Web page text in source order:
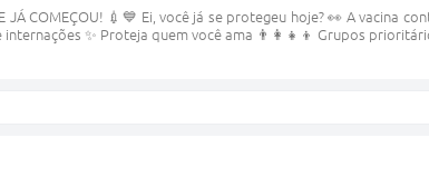
JÁ COMEÇOU! 💉💙 Ei, você já se protegeu hoje? 👀 A vacina
internações ✨ Proteja quem você ama 👨‍👩‍👧‍👦 Grupos